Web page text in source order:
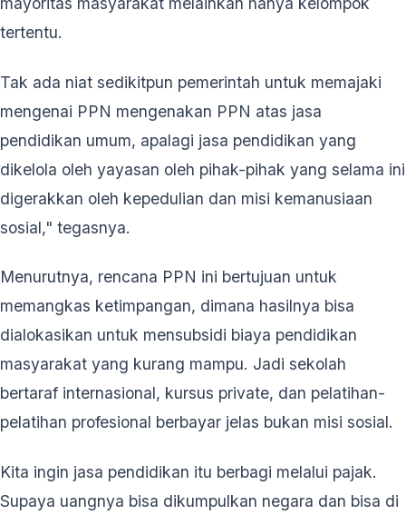
tertentu.
Tak ada niat sedikitpun pemerintah untuk memajaki
mengenai PPN mengenakan PPN atas jasa
pendidikan umum, apalagi jasa pendidikan yang
dikelola oleh yayasan oleh pihak-pihak yang selama ini
digerakkan oleh kepedulian dan misi kemanusiaan
sosial," tegasnya.
Menurutnya, rencana PPN ini bertujuan untuk
memangkas ketimpangan, dimana hasilnya bisa
dialokasikan untuk mensubsidi biaya pendidikan
masyarakat yang kurang mampu. Jadi sekolah
bertaraf internasional, kursus private, dan pelatihan-
pelatihan profesional berbayar jelas bukan misi sosial.
Kita ingin jasa pendidikan itu berbagi melalui pajak.
Supaya uangnya bisa dikumpulkan negara dan bisa di